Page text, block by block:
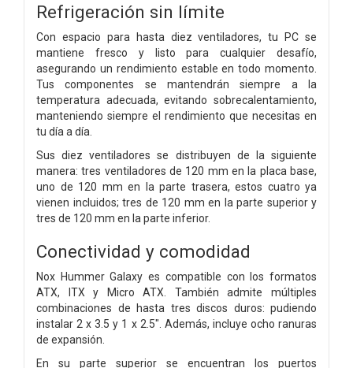
Refrigeración sin límite
Con espacio para hasta diez ventiladores, tu PC se
mantiene fresco y listo para cualquier desafío,
asegurando un rendimiento estable en todo momento.
Tus componentes se mantendrán siempre a la
temperatura adecuada, evitando sobrecalentamiento,
manteniendo siempre el rendimiento que necesitas en
tu día a día.
Sus diez ventiladores se distribuyen de la siguiente
manera: tres ventiladores de 120 mm en la placa base,
uno de 120 mm en la parte trasera, estos cuatro ya
vienen incluidos; tres de 120 mm en la parte superior y
tres de 120 mm en la parte inferior.
Conectividad y comodidad
Nox Hummer Galaxy es compatible con los formatos
ATX, ITX y Micro ATX. También admite múltiples
combinaciones de hasta tres discos duros: pudiendo
instalar 2 x 3.5 y 1 x 2.5". Además, incluye ocho ranuras
de expansión.
En su parte superior se encuentran los puertos